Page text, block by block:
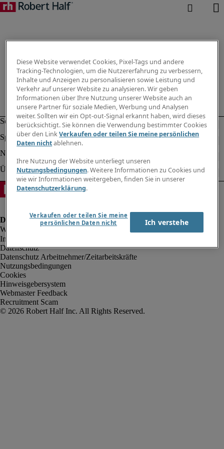
Impressum
Datenschutz
Datenschutz Arbeitnehmer/Zeitarbeitskräfte
Nutzungsbedingungen
Cookies
Hinweisgebersystem
Webmaster Feedback
Recruitment Scam
Diese Website verwendet Cookies, Pixel-Tags und andere
Tracking-Technologien, um die Nutzererfahrung zu verbessern,
Inhalte und Anzeigen zu personalisieren sowie Leistung und
Verkehr auf unserer Website zu analysieren. Wir geben
Informationen über Ihre Nutzung unserer Website auch an
unsere Partner für soziale Medien, Werbung und Analysen
weiter. Sollten wir ein Opt-out-Signal erkannt haben, wird dieses
berücksichtigt. Sie können die Verwendung bestimmter Cookies
über den LinkVerkaufen oder teilen Sie meine persönlichen
Daten nichtablehnen.
Ihre Nutzung der Website unterliegt unseren
Nutzungsbedingungen. Weitere Informationen zu Cookies und
wie wir Informationen weitergeben, finden Sie in unserer
Datenschutzerklärung.
Verkaufen oder teilen Sie meine
persönlichen Daten nicht
Ich verstehe